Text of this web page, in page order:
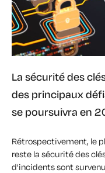
La sécurité des
des principaux
se poursuivra en
Rétrospectivement, le
reste la sécurité des
d'incidents sont